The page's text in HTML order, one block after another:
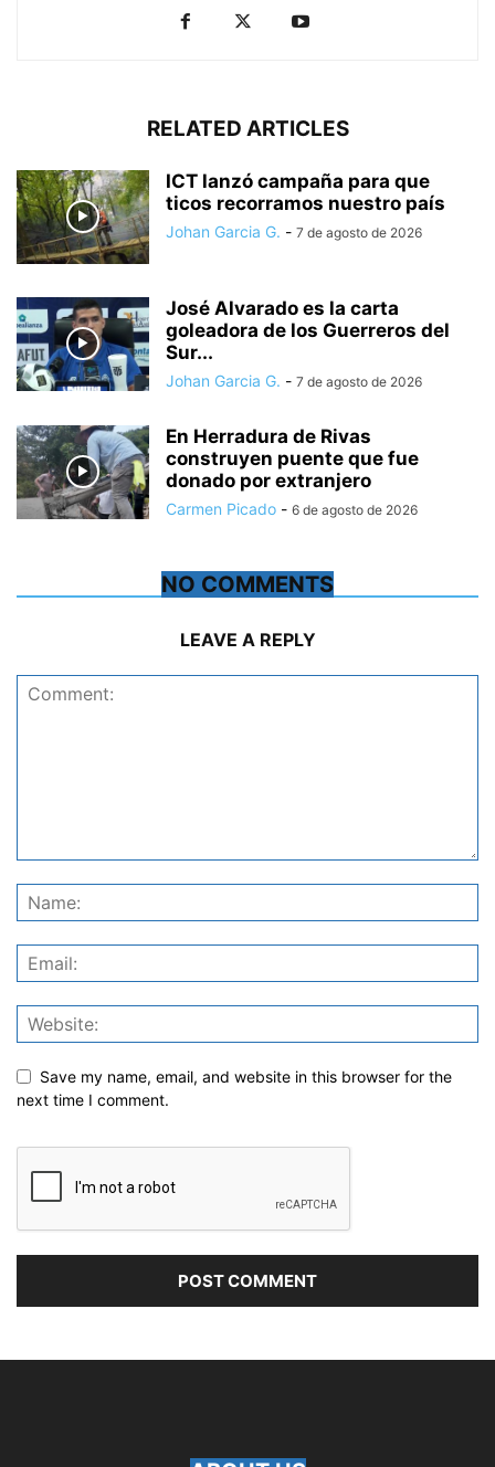
RELATED ARTICLES
ICT lanzó campaña para que
ticos recorramos nuestro país
Johan Garcia G. - 7 de agosto de 2026
José Alvarado es la carta
goleadora de los Guerreros del
Sur...
Johan Garcia G. - 7 de agosto de 2026
En Herradura de Rivas
construyen puente que fue
donado por extranjero
Carmen Picado - 6 de agosto de 2026
NO COMMENTS
LEAVE A REPLY
Save my name, email, and website in this browser for the
next time I comment.